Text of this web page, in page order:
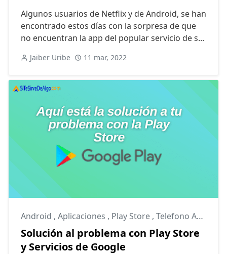
Algunos usuarios de Netflix y de Android, se han
encontrado estos días con la sorpresa de que
no encuentran la app del popular servicio de s...
Jaiber Uribe 11 mar, 2022
Android , Aplicaciones , Play Store , Telefono Android
Solución al problema con Play Store
y Servicios de Google